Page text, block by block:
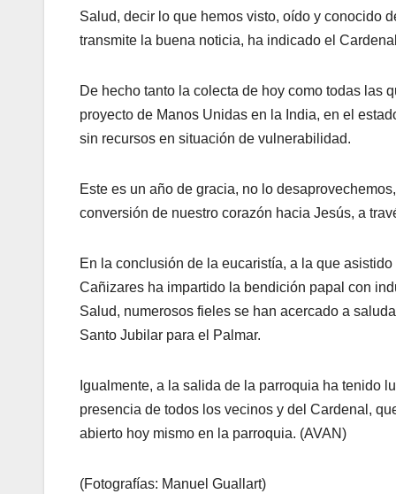
Salud, decir lo que hemos visto, oído y conocido
transmite la buena noticia, ha indicado el
De hecho tanto la colecta de hoy como todas las
proyecto de Manos Unidas en la India, en el
sin recursos en situación de vulnerabilidad.
Este es un año de gracia, no lo
conversión de nuestro corazón hacia Jesús, a
En la conclusión de la eucaristía, a la que
Cañizares ha impartido la bendición papal con
Salud, numerosos fieles se han acercado a
Santo Jubilar para el Palmar.
Igualmente, a la salida de la parroquia ha tenido
presencia de todos los vecinos y del Cardenal,
abierto hoy mismo en la parroquia. (AVAN)
(Fotografías: Manuel Guallart)